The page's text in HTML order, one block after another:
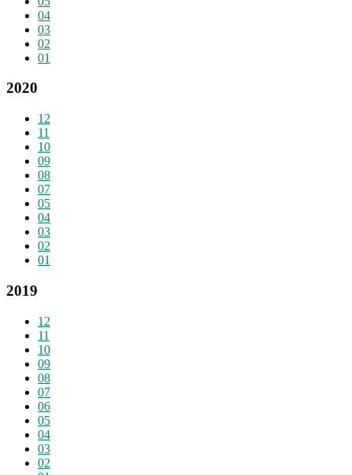
04
03
02
01
2020
12
11
10
09
08
07
05
04
03
02
01
2019
12
11
10
09
08
07
06
05
04
03
02